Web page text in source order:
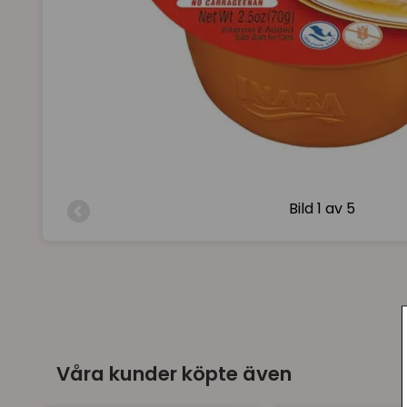
Bild 1 av 5
Våra kunder köpte även